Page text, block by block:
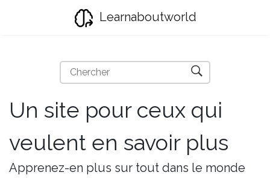
Learnaboutworld
Un site pour ceux qui
veulent en savoir plus
Apprenez-en plus sur tout dans le monde